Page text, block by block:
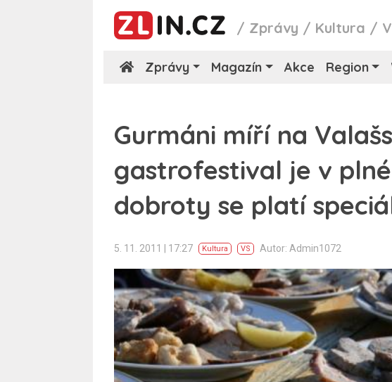
/ Zprávy / Kultura /
Zprávy Magazín Akce Region
Gurmáni míří na
gastrofestival je v
dobroty se platí
5. 11. 2011 | 17:27 Kultura VS Autor: Admin1072